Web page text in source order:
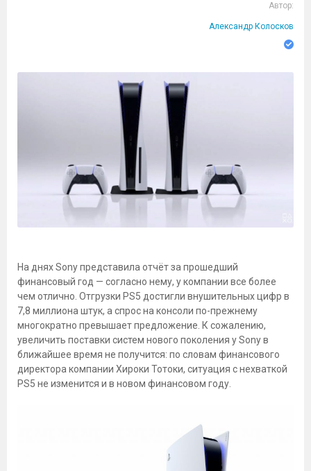
Автор:
Александр Колосков
На днях Sony представила отчёт за прошедший
финансовый год — согласно нему, у компании все более
чем отлично. Отгрузки PS5 достигли внушительных цифр в
7,8 миллиона штук, а спрос на консоли по-прежнему
многократно превышает предложение. К сожалению,
увеличить поставки систем нового поколения у Sony в
ближайшее время не получится: по словам финансового
директора компании Хироки Тотоки, ситуация с нехваткой
PS5 не изменится и в новом финансовом году.